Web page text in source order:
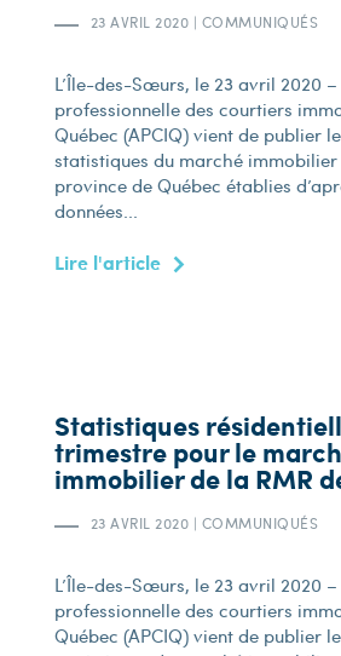
23 AVRIL 2020 | COMMUNIQUÉS
L’Île-des-Sœurs, le 23 avril 2020 –
professionnelle des courtiers
Québec (APCIQ) vient de publier
statistiques du marché
province de Québec établies
données...
Lire l'article
Statistiques
trimestre pour le
immobilier de la RMR
23 AVRIL 2020 | COMMUNIQUÉS
L’Île-des-Sœurs, le 23 avril 2020 –
professionnelle des courtiers
Québec (APCIQ) vient de publier